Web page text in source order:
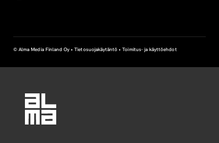
© Alma Media Finland Oy •Tietosuojakäytäntö •Toimitus- ja käyttöehdot